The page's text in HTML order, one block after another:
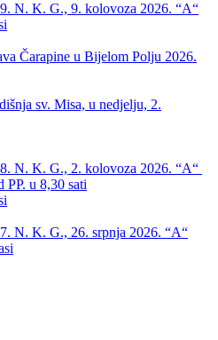
N. K. G., 9. kolovoza 2026. “A“
Čarapine u Bijelom Polju 2026.
sv. Misa, u nedjelju, 2.
N. K. G., 2. kolovoza 2026. “A“
PP. u 8,30 sati
N. K. G., 26. srpnja 2026. “A“